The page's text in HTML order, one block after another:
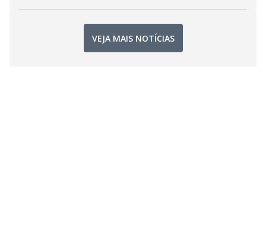
VEJA MAIS NOTÍCIAS